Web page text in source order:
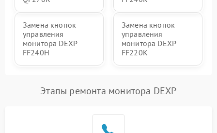
Замена кнопок
управления
монитора DEXP
FF240H
Замена кнопок
управления
монитора DEXP
FF220K
Этапы ремонта монитора DEXP